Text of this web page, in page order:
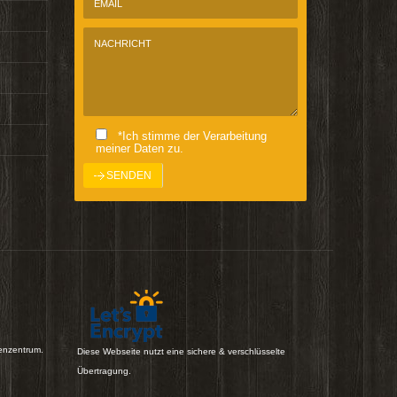
*Ich stimme der Verarbeitung
meiner Daten zu.
Diese Webseite nutzt eine sichere & verschlüsselte
Übertragung.